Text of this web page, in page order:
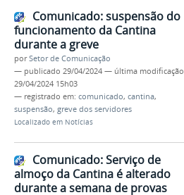
Comunicado: suspensão do
funcionamento da Cantina
durante a greve
porSetor de Comunicação
— publicado 29/04/2024 — última modificação
29/04/2024 15h03
— registrado em: comunicado, cantina,
suspensão, greve dos servidores
Localizado em Notícias
Comunicado: Serviço de
almoço da Cantina é alterado
durante a semana de provas